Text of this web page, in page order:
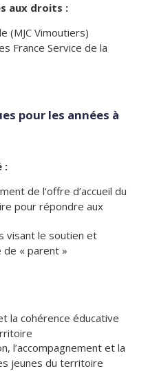
aux droits :
(MJC Vimoutiers)
France Service de la
pour les années à
:
de l’offre d’accueil du
pour répondre aux
visant le soutien et
de « parent »
la cohérence éducative
l’accompagnement et la
jeunes du territoire